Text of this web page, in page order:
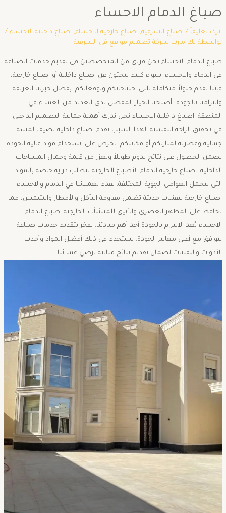
صباغ الدمام الاحساء
اترك تعليقاً / اصباغ الشرقية, اصباغ خارجية الاحساء, اصباغ داخلية الاحساء/
بواسطة تك مارت شركة تصميم مواقع في الشرقية
صباغ الدمام الاحساء نحن فريق من المتخصصين في تقديم خدمات الصباغة
في الدمام والاحساء. سواء كنتم تبحثون عن اصباغ داخلية أو اصباغ خارجية،
فإننا نقدم حلولاً متكاملة تلبي احتياجاتكم وتوقعاتكم. بفضل خبرتنا العريقة
والتزامنا بالجودة، أصبحنا الخيار المفضل لدى العديد من العملاء في
المنطقة. اصباغ داخلية الاحساء نحن ندرك أهمية جمالية التصميم الداخلي
في تحقيق الراحة النفسية. لهذا السبب نقدم اصباغ داخلية تضيف لمسة
جمالية وعصرية لمنازلكم أو مكاتبكم. نحرص على استخدام مواد عالية الجودة
تضمن الحصول على نتائج تدوم طويلاً وتعزز من قيمة وجمال المساحات
الداخلية. اصباغ خارجية الدمام الأصباغ الخارجية تتطلب دراية خاصة بالمواد
التي تتحمل العوامل الجوية المختلفة. نقدم لعملائنا في الدمام والاحساء
اصباغ خارجية بتقنيات حديثة تضمن مقاومة التآكل والأمطار والشمس، مما
يحافظ على المظهر العصري والأنيق للمنشآت الخارجية. صباغ الدمام
الاحساء يُعد الالتزام بالجودة أحد أهم مبادئنا. نفخر بتقديم خدمات صباغة
تتوافق مع أعلى معايير الجودة. نستخدم في ذلك أفضل المواد وأحدث
الأدوات والتقنيات لضمان تقديم نتائج مثالية ترضي عملائنا.